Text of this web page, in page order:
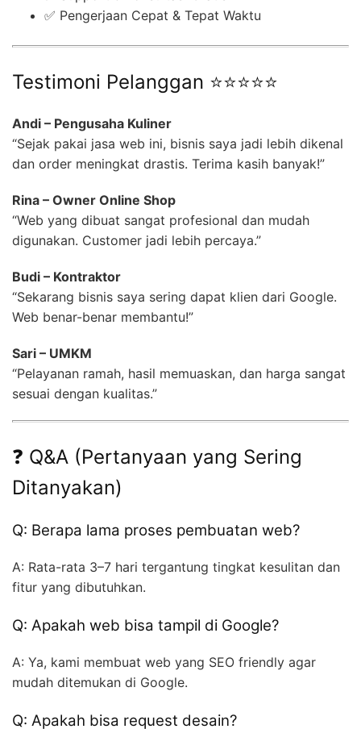
✅ Pengerjaan Cepat & Tepat Waktu
Testimoni Pelanggan ⭐⭐⭐⭐⭐
Andi – Pengusaha Kuliner
“Sejak pakai jasa web ini, bisnis saya jadi lebih dikenal
dan order meningkat drastis. Terima kasih banyak!”
Rina – Owner Online Shop
“Web yang dibuat sangat profesional dan mudah
digunakan. Customer jadi lebih percaya.”
Budi – Kontraktor
“Sekarang bisnis saya sering dapat klien dari Google.
Web benar-benar membantu!”
Sari – UMKM
“Pelayanan ramah, hasil memuaskan, dan harga sangat
sesuai dengan kualitas.”
❓ Q&A (Pertanyaan yang Sering
Ditanyakan)
Q: Berapa lama proses pembuatan web?
A: Rata-rata 3–7 hari tergantung tingkat kesulitan dan
fitur yang dibutuhkan.
Q: Apakah web bisa tampil di Google?
A: Ya, kami membuat web yang SEO friendly agar
mudah ditemukan di Google.
Q: Apakah bisa request desain?